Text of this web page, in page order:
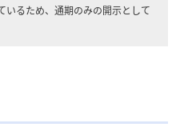
いるため、通期のみの開示として